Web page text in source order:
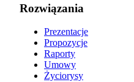
Rozwiązania
Prezentacje
Propozycje
Raporty
Umowy
Życiorysy